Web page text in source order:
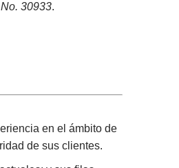
30933.
en el ámbito de
de sus clientes.